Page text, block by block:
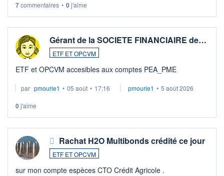
7commentaires • 0j'aime
Gérant de la SOCIETE FINANCIAIRE de…
ETF ET OPCVM
ETF et OPCVM accesibles aux comptes PEA_PME
par pmourie1 • 05 août • 17:16 pmourie1 • 5 août 2026
0j'aime
Rachat H2O Multibonds crédité ce jour
ETF ET OPCVM
sur mon compte espèces CTO Crédit Agricole .